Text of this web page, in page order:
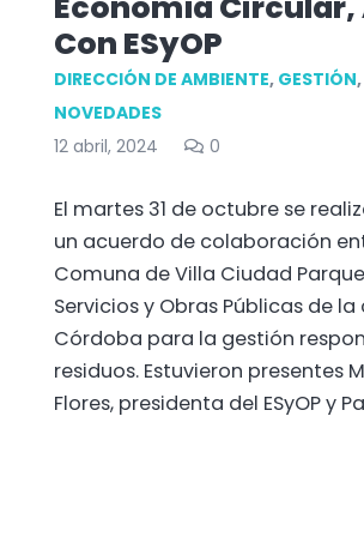
Con ESyOP
DIRECCIÓN DE AMBIENTE, GESTIÓN,
NOVEDADES
12 abril, 2024
0
El martes 31 de octubre se
un acuerdo de colaboración
Comuna de Villa Ciudad
Servicios y Obras Públicas de
Córdoba para la gestión
residuos. Estuvieron presentes
Flores, presidenta del ESyOP y